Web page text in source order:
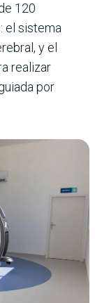
120
el sistema
y el
realizar
por